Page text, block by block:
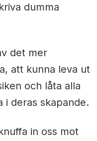
dumma
det mer
att kunna leva ut
och låta alla
i deras skapande.
in oss mot